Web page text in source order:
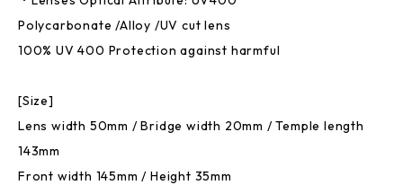
Polycarbonate /Alloy /UV cut lens
100% UV 400 Protection against harmful
[Size]
Lens width 50mm / Bridge width 20mm / Temple length
143mm
Front width 145mm / Height 35mm